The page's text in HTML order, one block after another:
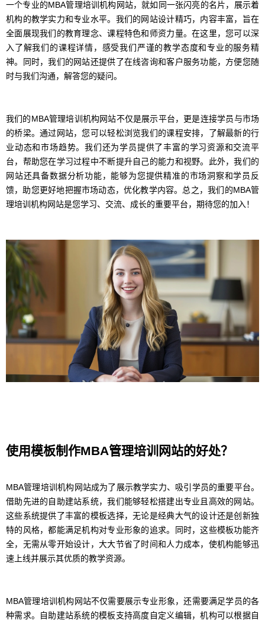
一个专业的MBA管理培训机构网站，就如同一张闪亮的名片，展示着
机构的教学实力和专业水平。我们的网站设计精巧，内容丰富，旨在
全面展现我们的教育理念、课程特色和师资力量。在这里，您可以深
入了解我们的课程详情，感受我们严谨的教学态度和专业的服务精
神。同时，我们的网站还提供了在线咨询和客户服务功能，方便您随
时与我们沟通，解答您的疑问。
我们的MBA管理培训机构网站不仅是展示平台，更是连接学员与市场
的桥梁。通过网站，您可以轻松浏览我们的课程安排，了解最新的行
业动态和市场趋势。我们还为学员提供了丰富的学习资源和交流平
台，帮助您在学习过程中不断提升自己的能力和视野。此外，我们的
网站还具备数据分析功能，能够为您提供精准的市场洞察和学员反
馈，助您更好地把握市场动态，优化教学内容。总之，我们的MBA管
理培训机构网站是您学习、交流、成长的重要平台，期待您的加入！
使用模板制作MBA管理培训网站的好处？
MBA管理培训机构网站成为了展示教学实力、吸引学员的重要平台。
借助先进的自助建站系统，我们能够轻松搭建出专业且高效的网站。
这些系统提供了丰富的模板选择，无论是经典大气的设计还是创新独
特的风格，都能满足机构对专业形象的追求。同时，这些模板功能齐
全，无需从零开始设计，大大节省了时间和人力成本，使机构能够迅
速上线并展示其优质的教学资源。
MBA管理培训机构网站不仅需要展示专业形象，还需要满足学员的各
种需求。自助建站系统的模板支持高度自定义编辑，机构可以根据自